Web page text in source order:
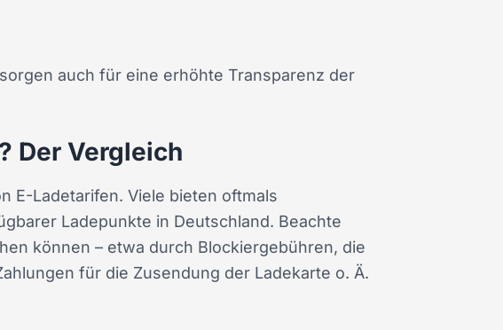
auch für eine erhöhte Transparenz der
Der Vergleich
E-Ladetarifen. Viele bieten oftmals
Ladepunkte in Deutschland. Beachte
können – etwa durch Blockiergebühren, die
für die Zusendung der Ladekarte o. Ä.